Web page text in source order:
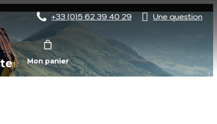
+33 (0)5 62 39 40 29 Une question
Mon panier